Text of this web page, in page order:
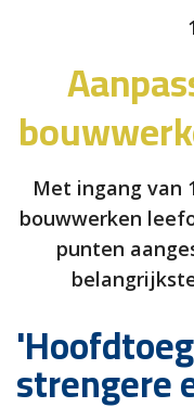
Met ingang van
bouwwerken
punten
strengere